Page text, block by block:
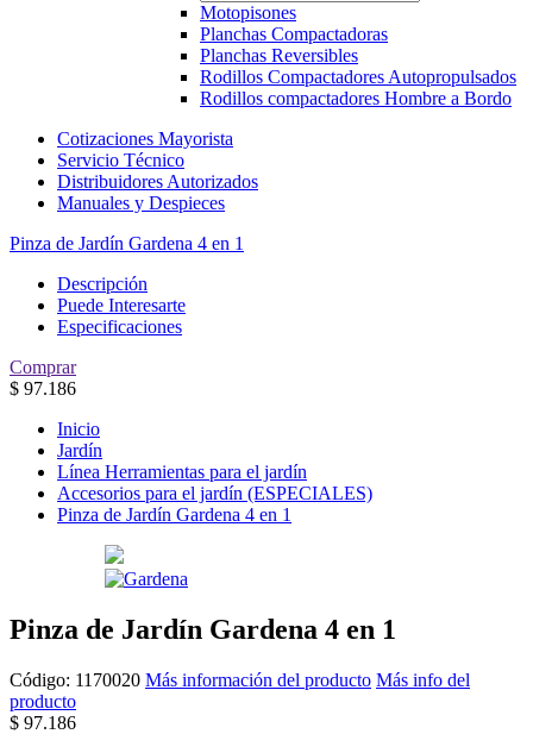
Motopisones
Planchas Compactadoras
Planchas Reversibles
Rodillos Compactadores Autopropulsados
Rodillos compactadores Hombre a Bordo
Cotizaciones Mayorista
Servicio Técnico
Distribuidores Autorizados
Manuales y Despieces
Pinza de Jardín Gardena 4 en 1
Descripción
Puede Interesarte
Especificaciones
Comprar
$ 97.186
Inicio
Jardín
Línea Herramientas para el jardín
Accesorios para el jardín (ESPECIALES)
Pinza de Jardín Gardena 4 en 1
Pinza de Jardín Gardena 4 en 1
Código: 1170020 Más información del producto Más info del
producto
$ 97.186